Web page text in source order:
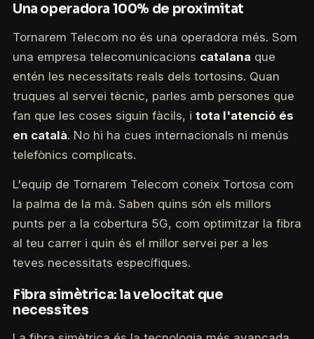
Una operadora 100% de proximitat
Tornarem Telecom no és una operadora més. Som
una empresa telecomunicacions catalana que
entén les necessitats reals dels tortosins. Quan
truques al servei tècnic, parles amb persones que
fan que les coses siguin fàcils, i tota l'atenció és
en català. No hi ha cues internacionals ni menús
telefònics complicats.
L'equip de Tornarem Telecom coneix Tortosa com
la palma de la mà. Saben quins són els millors
punts per a la cobertura 5G, com optimitzar la fibra
al teu carrer i quin és el millor servei per a les
teves necessitats específiques.
Fibra simètrica: la velocitat que
necessites